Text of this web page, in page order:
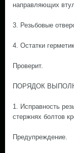
направляющих
3. Резьбовые
4. Остатки
Проверит.
ПОРЯДОК
1. Исправность
стержнях болтов
Предупреждение.